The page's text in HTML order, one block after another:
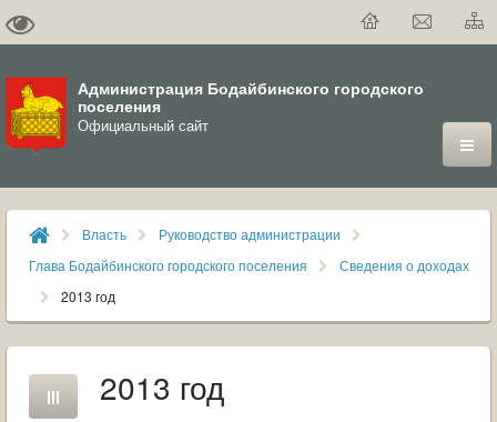
Администрация Бодайбинского городского
поселения
Официальный сайт
ГОРОД
ДУМА
ВЛАСТЬ
ОФИЦИАЛЬНЫЙ ВЕСТНИК БОДАЙБО
Власть
Руководство администрации
Глава Бодайбинского городского поселения
Сведения о доходах
2013 год
2013 год